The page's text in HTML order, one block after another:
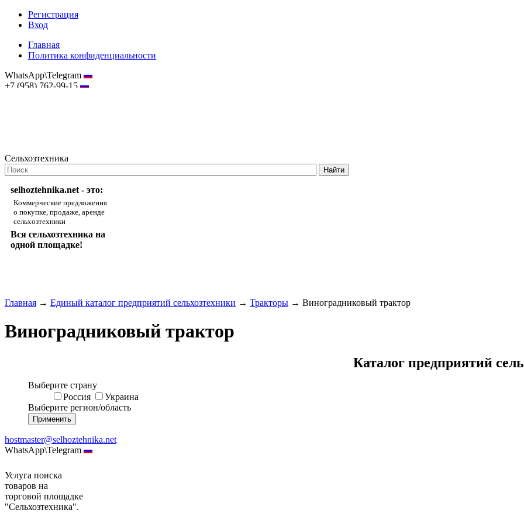
Регистрация
Вход
Главная
Политика конфиденциальности
WhatsApp\Telegram
+7 (958) 762-99-15
Сельхозтехника
selhoztehnika.net - это:
Коммерческие предложения
о покупке, продаже, аренде
сельхозтехники
Вся сельхозтехника на
одной площадке!
Главная → Единый каталог предприятий сельхозтехники → Тракторы → Виноградниковый трактор
Виноградниковый трактор
Каталог предприятий
Выберите страну
Россия
Украина
Выберите регион/область
hostmaster@selhoztehnika.net
WhatsApp\Telegram
Услуга поиска
товаров на
торговой площадке
"Сельхозтехника".